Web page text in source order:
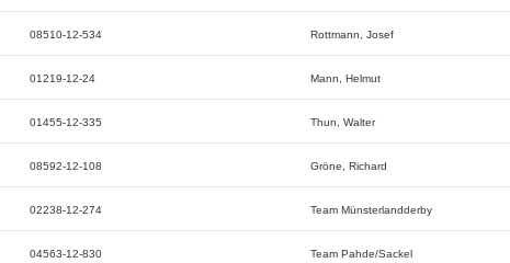
08510-12-534 Rottmann, Josef
01219-12-24 Mann, Helmut
01455-12-335 Thun, Walter
08592-12-108 Gröne, Richard
02238-12-274 Team Münsterlandderby
04563-12-830 Team Pahde/Sackel